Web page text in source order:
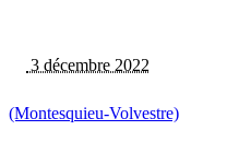
3 décembre 2022
(Montesquieu-Volvestre)